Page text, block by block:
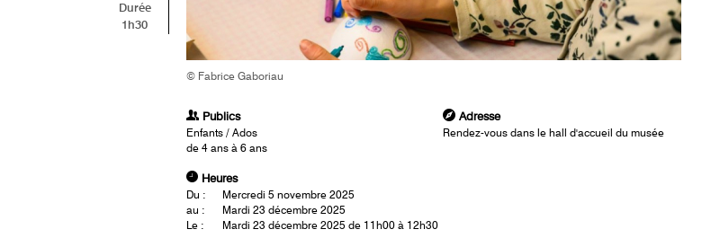
© Fabrice Gaboriau
Durée
1h30
Publics
Enfants / Ados
de 4 ans à 6 ans
Adresse
Rendez-vous dans le hall d'accueil du musée
Heures
Du :
Mercredi 5 novembre 2025
au :
Mardi 23 décembre 2025
Le :
Mardi 23 décembre 2025 de 11h00 à 12h30